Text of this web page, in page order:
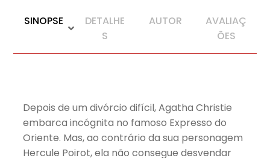
SINOPSE
DETALHE
S
AUTOR
AVALIAÇ
ÕES
Depois de um divórcio difícil, Agatha Christie
embarca incógnita no famoso Expresso do
Oriente. Mas, ao contrário da sua personagem
Hercule Poirot, ela não consegue desvendar